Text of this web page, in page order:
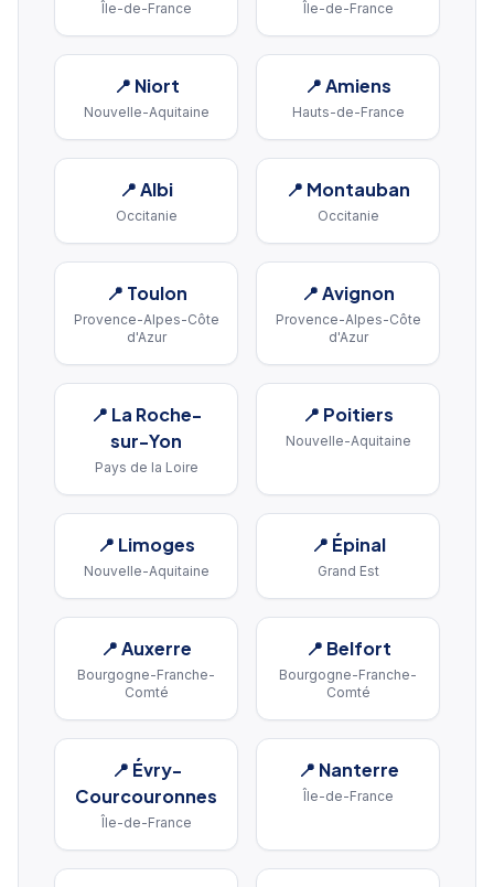
Île-de-France Île-de-France
📍 Niort
Nouvelle-Aquitaine
📍Amiens
Hauts-de-France
📍Albi
Occitanie
📍 Montauban
Occitanie
📍 Toulon
Provence-Alpes-Côte
d'Azur
📍Avignon
Provence-Alpes-Côte
d'Azur
📍 La Roche-
sur-Yon
Pays de la Loire
📍 Poitiers
Nouvelle-Aquitaine
📍 Limoges
Nouvelle-Aquitaine
📍 Épinal
Grand Est
📍Auxerre
Bourgogne-Franche-
Comté
📍 Belfort
Bourgogne-Franche-
Comté
📍 Évry-
Courcouronnes
Île-de-France
📍 Nanterre
Île-de-France